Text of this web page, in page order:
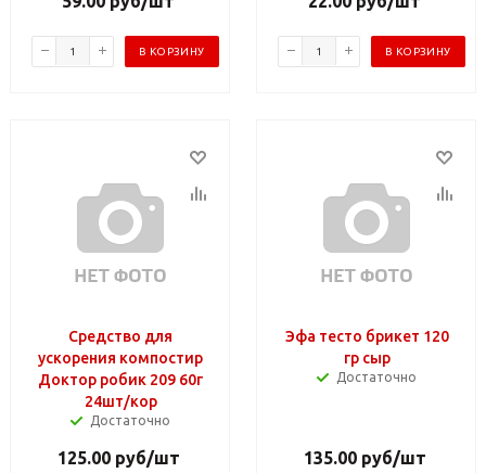
В КОРЗИНУ В КОРЗИНУ
Средство для
ускорения компостир
Доктор робик 209 60г
24шт/кор
Достаточно
125.00руб/шт
Эфа тесто брикет 120
гр сыр
Достаточно
135.00руб/шт